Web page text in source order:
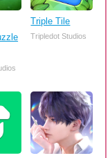
Triple Tile
Tripledot Studios